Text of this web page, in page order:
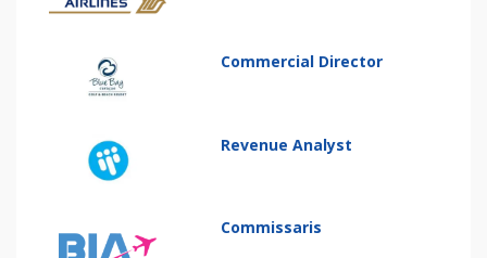
Commercial Director
Revenue Analyst
Commissaris